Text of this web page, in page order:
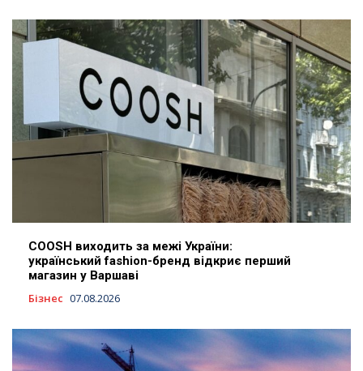
COOSH виходить за межі України:
український fashion-бренд відкриє перший
магазин у Варшаві
Бізнес 07.08.2026